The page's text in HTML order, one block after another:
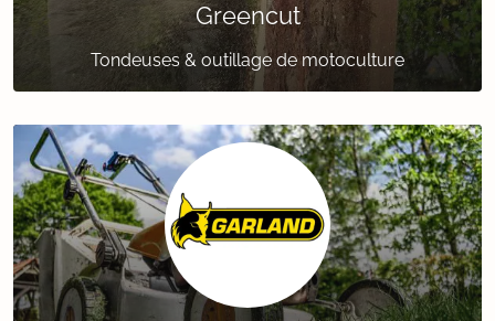
Greencut
Tondeuses & outillage de motoculture